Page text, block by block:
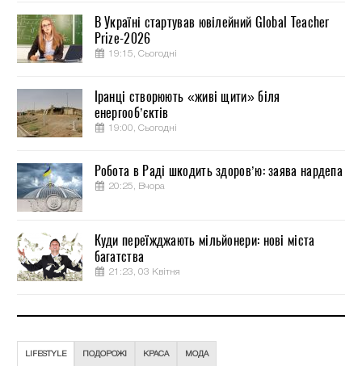
В Україні стартував ювілейний Global Teacher
Prize-2026
19:15, Сьогодні
Іранці створюють «живі щити» біля
енергооб’єктів
19:00, Сьогодні
Робота в Раді шкодить здоров’ю: заява нардепа
20:25, Вчора
Куди переїжджають мільйонери: нові міста
багатства
21:23, 03 Квітня
LIFESTYLE ПОДОРОЖІ КРАСА МОДА